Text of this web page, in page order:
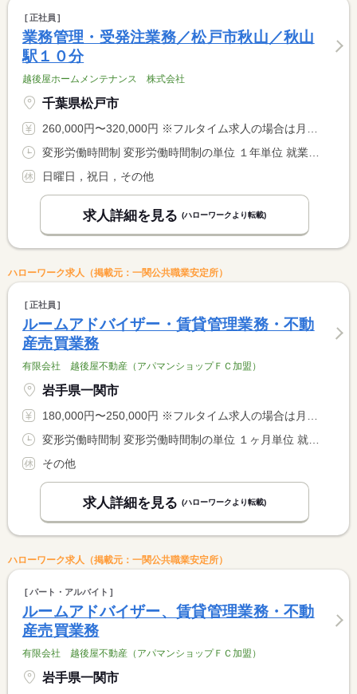
正社員
業務管理・受発注業務／松戸市秋山／秋山
駅１０分
越後屋ホームメンテナンス 株式会社
千葉県松戸市
260,000円〜320,000円 ※フルタイム求人の場合は月額（換算額）、パート求人の場合は時間額を表示しています。
変形労働時間制 変形労働時間制の単位 １年単位 就業時間１ 8時30分〜17時30分
日曜日，祝日，その他
求人詳細を見る (ハローワークより転載)
ハローワーク求人（掲載元：一関公共職業安定所）
正社員
ルームアドバイザー・賃貸管理業務・不動
産売買業務
有限会社 越後屋不動産（アパマンショップＦＣ加盟）
岩手県一関市
180,000円〜250,000円 ※フルタイム求人の場合は月額（換算額）、パート求人の場合は時間額を表示しています。
変形労働時間制 変形労働時間制の単位 １ヶ月単位 就業時間１ 9時00分〜18時00分
その他
求人詳細を見る (ハローワークより転載)
ハローワーク求人（掲載元：一関公共職業安定所）
パート・アルバイト
ルームアドバイザー、賃貸管理業務・不動
産売買業務
有限会社 越後屋不動産（アパマンショップＦＣ加盟）
岩手県一関市